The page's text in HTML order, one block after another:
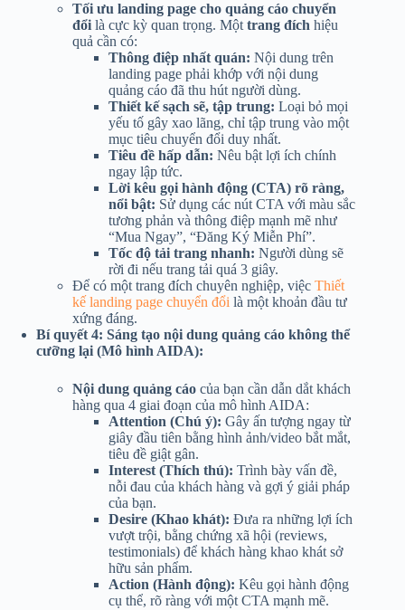
Tối ưu landing page cho quảng cáo chuyển
đổi là cực kỳ quan trọng. Một trang đích hiệu
quả cần có:
Thông điệp nhất quán: Nội dung trên
landing page phải khớp với nội dung
quảng cáo đã thu hút người dùng.
Thiết kế sạch sẽ, tập trung: Loại bỏ mọi
yếu tố gây xao lãng, chỉ tập trung vào một
mục tiêu chuyển đổi duy nhất.
Tiêu đề hấp dẫn: Nêu bật lợi ích chính
ngay lập tức.
Lời kêu gọi hành động (CTA) rõ ràng,
nổi bật: Sử dụng các nút CTA với màu sắc
tương phản và thông điệp mạnh mẽ như
“Mua Ngay”, “Đăng Ký Miễn Phí”.
Tốc độ tải trang nhanh: Người dùng sẽ
rời đi nếu trang tải quá 3 giây.
Để có một trang đích chuyên nghiệp, việc Thiết
kế landing page chuyển đổi là một khoản đầu tư
xứng đáng.
Bí quyết 4: Sáng tạo nội dung quảng cáo không thể
cưỡng lại (Mô hình AIDA):
Nội dung quảng cáo của bạn cần dẫn dắt khách
hàng qua 4 giai đoạn của mô hình AIDA:
Attention (Chú ý): Gây ấn tượng ngay từ
giây đầu tiên bằng hình ảnh/video bắt mắt,
tiêu đề giật gân.
Interest (Thích thú): Trình bày vấn đề,
nỗi đau của khách hàng và gợi ý giải pháp
của bạn.
Desire (Khao khát): Đưa ra những lợi ích
vượt trội, bằng chứng xã hội (reviews,
testimonials) để khách hàng khao khát sở
hữu sản phẩm.
Action (Hành động): Kêu gọi hành động
cụ thể, rõ ràng với một CTA mạnh mẽ.